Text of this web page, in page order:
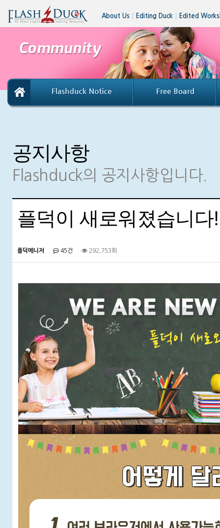
About Us Editing Duck Edited
공지사항
Flashduck의 공지사항입니다.
플덕이 새로워졌습니다!
플덕메니저 45건 292,753회